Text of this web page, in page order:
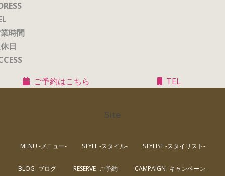
時間
日
ご予約はこちら
TEL
Site
MENU -メニュー- STYLE -スタイル- STYLIST -スタイリスト-
BLOG -ブログ- RESERVE -ご予約- CAMPAIGN -キャンペーン-